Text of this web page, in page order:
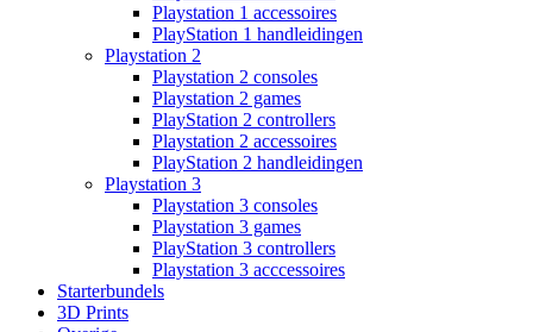
Playstation 1 accessoires
PlayStation 1 handleidingen
Playstation 2
Playstation 2 consoles
Playstation 2 games
PlayStation 2 controllers
Playstation 2 accessoires
PlayStation 2 handleidingen
Playstation 3
Playstation 3 consoles
Playstation 3 games
PlayStation 3 controllers
Playstation 3 acccessoires
Starterbundels
3D Prints